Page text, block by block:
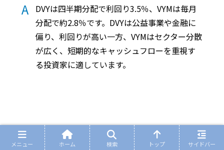
A
DVYは四半期分配で利回り3.5％、VYMは毎月
分配で約2.8％です。DVYは公益事業や金融に
偏り、利回りが高い一方、VYMはセクター分散
が広く、短期的なキャッシュフローを重視す
る投資家に適しています。
まとめ
メニュー ホーム 検索 トップ サイドバー